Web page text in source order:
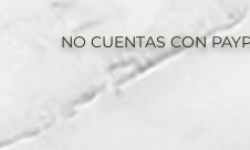
NO CUENTAS CON